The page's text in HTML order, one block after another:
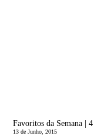
Favoritos da Semana | 4
13 de Junho, 2015